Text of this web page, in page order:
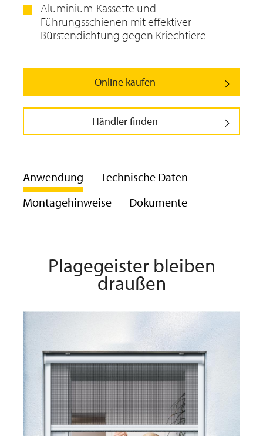
Aluminium-Kassette und
Führungsschienen mit effektiver
Bürstendichtung gegen Kriechtiere
Online kaufen
Händler finden
Anwendung
Technische Daten
Montagehinweise
Dokumente
Plagegeister bleiben
draußen